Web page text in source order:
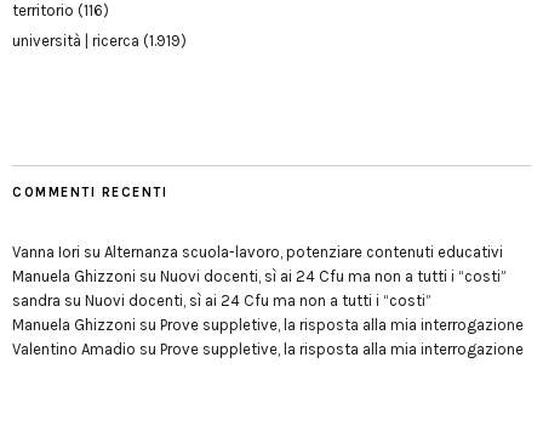
territorio (116)
università | ricerca (1.919)
COMMENTI RECENTI
Vanna Iori su Alternanza scuola-lavoro, potenziare contenuti educativi
Manuela Ghizzoni su Nuovi docenti, sì ai 24 Cfu ma non a tutti i “costi”
sandra su Nuovi docenti, sì ai 24 Cfu ma non a tutti i “costi”
Manuela Ghizzoni su Prove suppletive, la risposta alla mia interrogazione
Valentino Amadio su Prove suppletive, la risposta alla mia interrogazione